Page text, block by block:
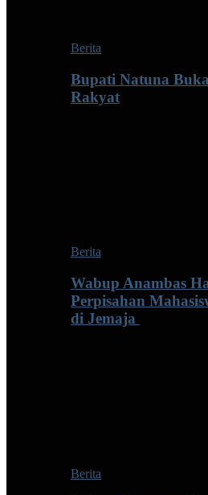
Berita
Bupati Natuna
Rakyat
Berita
Wabup Anambas
Perpisahan
di Jemaja ‎
Berita